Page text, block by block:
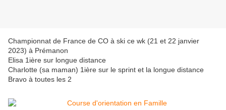
Championnat de France de CO à ski ce wk (21 et 22 janvier
2023) à Prémanon
Elisa 1ière sur longue distance
Charlotte (sa maman) 1ière sur le sprint et la longue distance
Bravo à toutes les 2